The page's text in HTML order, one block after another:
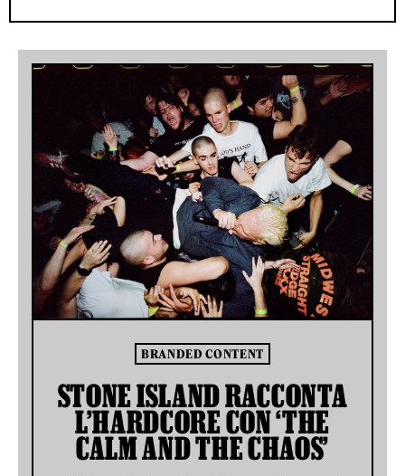
BRANDED CONTENT
STONE ISLAND RACCONTA
L’HARDCORE CON ‘THE
CALM AND THE CHAOS’